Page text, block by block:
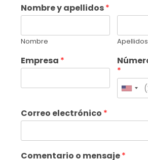
Nombre y apellidos*
Nombre Apellidos
Empresa *
*
Correo electrónico *
Comentario o mensaje*